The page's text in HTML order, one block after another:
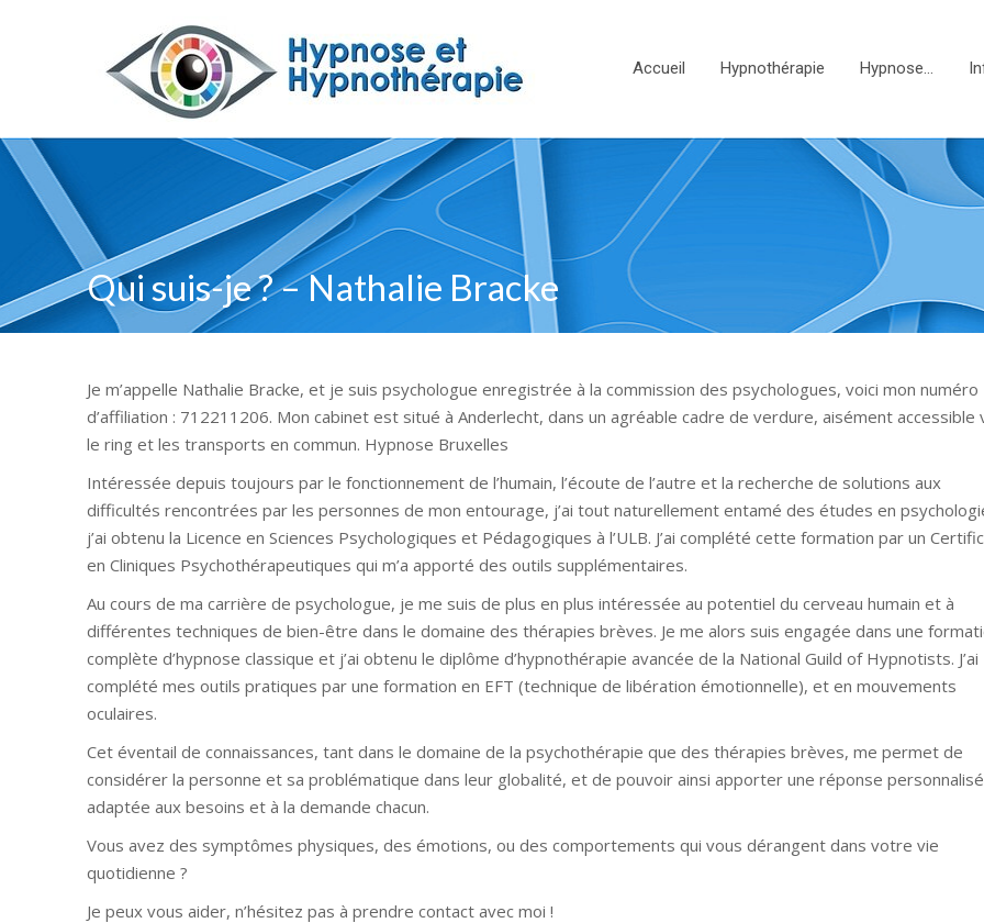
Accueil Hypnothérapie Hypnose…
Qui suis-je ? – Nathalie Bracke
Je m’appelle Nathalie Bracke, et je suis psychologue enregistrée à la commission des psychologues, voici mon numéro
d’affiliation : 712211206. Mon cabinet est situé à Anderlecht, dans un agréable cadre de verdure, aisément accessible
le ring et les transports en commun. Hypnose Bruxelles
Intéressée depuis toujours par le fonctionnement de l’humain, l’écoute de l’autre et la recherche de solutions aux
difficultés rencontrées par les personnes de mon entourage, j’ai tout naturellement entamé des études en
j’ai obtenu la Licence en Sciences Psychologiques et Pédagogiques à l’ULB. J’ai complété cette formation par un
en Cliniques Psychothérapeutiques qui m’a apporté des outils supplémentaires.
Au cours de ma carrière de psychologue, je me suis de plus en plus intéressée au potentiel du cerveau humain et à
différentes techniques de bien-être dans le domaine des thérapies brèves. Je me alors suis engagée dans une
complète d’hypnose classique et j’ai obtenu le diplôme d’hypnothérapie avancée de la National Guild of Hypnotists. J’ai
complété mes outils pratiques par une formation en EFT (technique de libération émotionnelle), et en mouvements
oculaires.
Cet éventail de connaissances, tant dans le domaine de la psychothérapie que des thérapies brèves, me permet de
considérer la personne et sa problématique dans leur globalité, et de pouvoir ainsi apporter une réponse
adaptée aux besoins et à la demande chacun.
Vous avez des symptômes physiques, des émotions, ou des comportements qui vous dérangent dans votre vie
quotidienne ?
Je peux vous aider, n’hésitez pas à prendre contact avec moi !